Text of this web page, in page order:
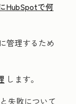
HubSpotで何
管理するため
します。
失敗について